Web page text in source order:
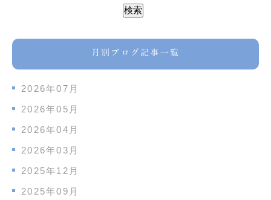
月別ブログ記事一覧
2026年07月
2026年05月
2026年04月
2026年03月
2025年12月
2025年09月